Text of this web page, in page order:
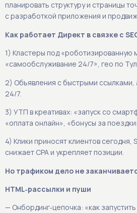
планировать структуру и страницы
с разработкой приложения и
Как работает Директ в связке с
1) Кластеры под «роботизированную
«самообслуживание 24/7», гео по
2) Объявления с быстрыми
24/7.
3) УТП в креативах: «запуск со
«оплата онлайн», «бонусы за
4) Клики приносят клиентов сегодня,
снижает CPA и укрепляет позиции.
Но трафиком дело не
HTML‑рассылки и пуши
— Онбординг‑цепочка: «как